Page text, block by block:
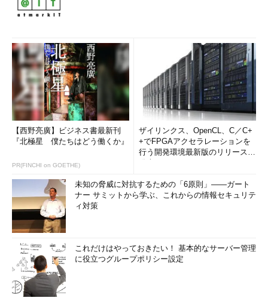
【西野亮廣】ビジネス書最新刊
『北極星 僕たちはどう働くか』
PR(FINCHI on GOETHE)
ザイリンクス、OpenCL、C／C+
+でFPGAアクセラレーションを
行う開発環境最新版のリリースを
未知の脅威に対抗するための「6原則」――ガート
ナー サミットから学ぶ、これからの情報セキュリテ
ィ対策
これだけはやっておきたい！ 基本的なサーバー管理
に役立つグループポリシー設定